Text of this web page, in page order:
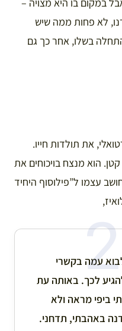
במקום בו היא מצויה –
לא פחות ממה שיש
בשלו, אחר כך גם
את תולדות חייו.
הוא מנצח בויכוחים את
עצמו ל”פילוסוף היחיד
עמה בקשרי
לכך. באותה עת
ביפי מראה ולא
באהבתי, תדחני.